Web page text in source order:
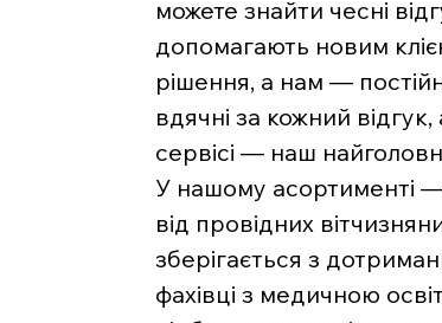
можете знайти чесні
допомагають новим
рішення, а нам —
вдячні за кожний
сервісі — наш
У нашому асортименті —
від провідних
зберігається з
фахівці з медичною